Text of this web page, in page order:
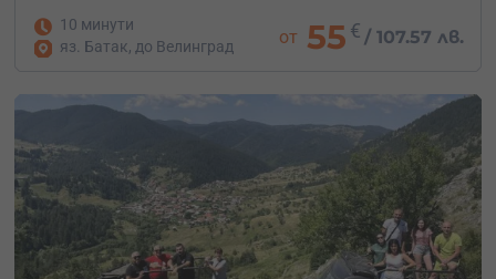
10 минути
яз. Батак, до Велинград
от 55 € /107.57 лв.